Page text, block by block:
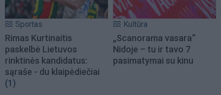
Sportas
Rimas Kurtinaitis
paskelbė Lietuvos
rinktinės kandidatus:
sąraše - du klaipėdiečiai
(1)
Kultūra
„Scanorama vasara“
Nidoje – tu ir tavo 7
pasimatymai su kinu